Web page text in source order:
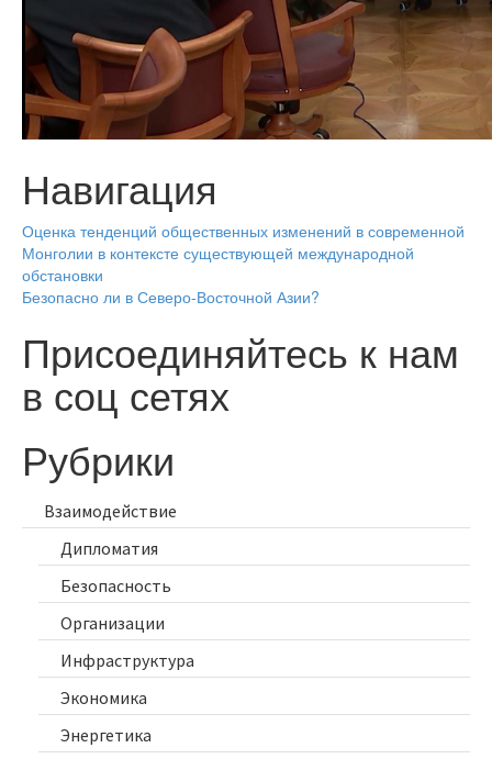
Навигация
Оценка тенденций общественных изменений в современной
Монголии в контексте существующей международной
обстановки
Безопасно ли в Северо-Восточной Азии?
Присоединяйтесь к нам
в соц сетях
Рубрики
Взаимодействие
Дипломатия
Безопасность
Организации
Инфраструктура
Экономика
Энергетика